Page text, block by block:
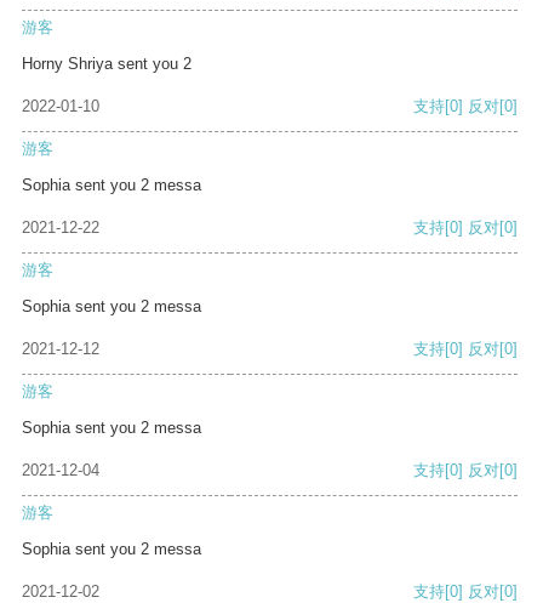
游客
Horny Shriya sent you 2
2022-01-10 支持[0] 反对[0]
游客
Sophia sent you 2 messa
2021-12-22 支持[0] 反对[0]
游客
Sophia sent you 2 messa
2021-12-12 支持[0] 反对[0]
游客
Sophia sent you 2 messa
2021-12-04 支持[0] 反对[0]
游客
Sophia sent you 2 messa
2021-12-02 支持[0] 反对[0]